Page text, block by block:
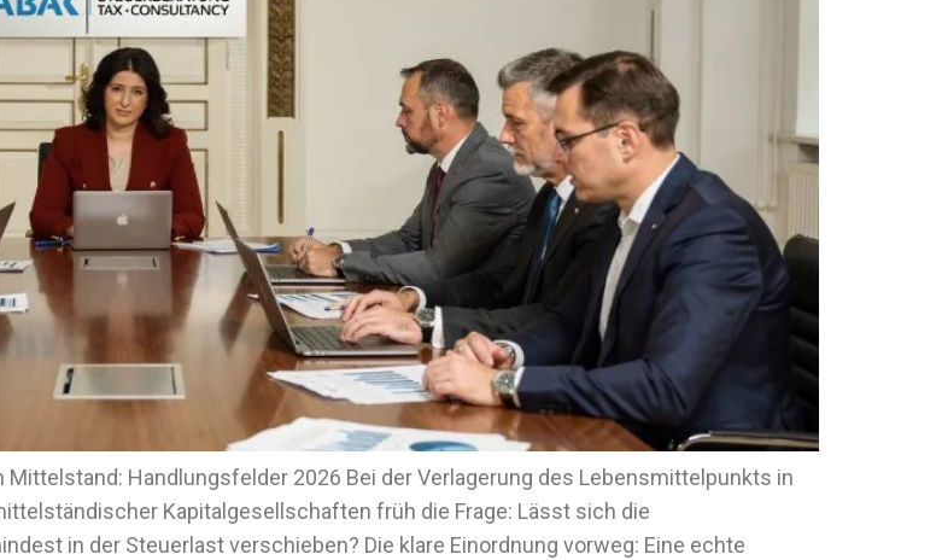
Handlungsfelder 2026 Bei der Verlagerung des Lebensmittelpunkts in
Kapitalgesellschaften früh die Frage: Lässt sich die
in der Steuerlast verschieben? Die klare Einordnung vorweg: Eine echte